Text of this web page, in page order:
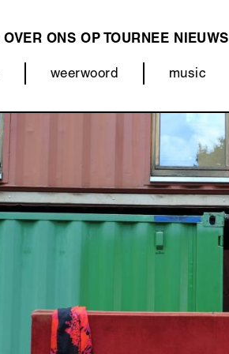
weerwoord music
OVER ONS OP TOURNEE NIEUWS